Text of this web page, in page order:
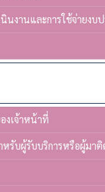
นงานและการใช้จ่ายงบ
งเจ้าหน้าที่
หรับผู้รับบริการหรือผู้มา